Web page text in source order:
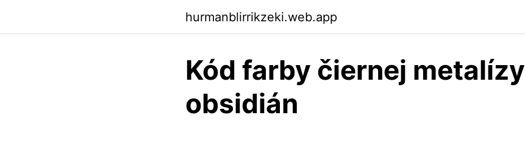
hurmanblirrikzeki.web.app
Kód farby čiernej metalízy
obsidián